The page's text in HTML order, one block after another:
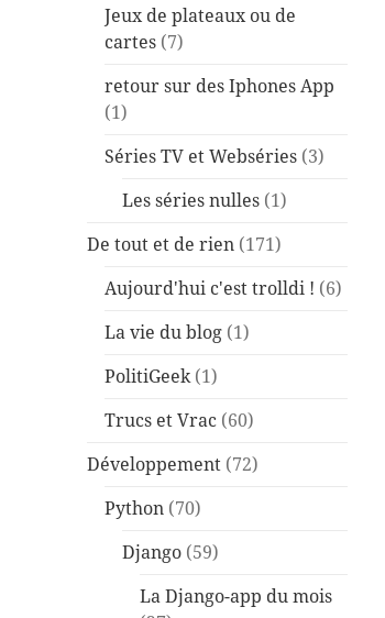
Jeux de plateaux ou de
cartes (7)
retour sur des Iphones App
(1)
Séries TV et Webséries (3)
Les séries nulles (1)
De tout et de rien (171)
Aujourd'hui c'est trolldi ! (6)
La vie du blog (1)
PolitiGeek(1)
Trucs et Vrac (60)
Développement (72)
Python (70)
Django (59)
La Django-app du mois